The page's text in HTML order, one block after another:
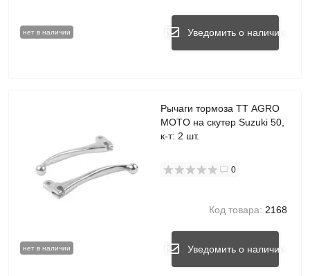
нет в наличии Уведомить о наличии
нет в наличии
Рычаги тормоза TT AGRO
MOTO на скутер Suzuki 50,
к-т: 2 шт.
0
Код товара: 2168
Уведомить о наличии